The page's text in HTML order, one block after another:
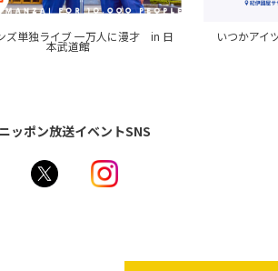
ズ単独ライブ 一万人に漫才 in 日
本武道館
いつかアイ
ニッポン放送イベントSNS